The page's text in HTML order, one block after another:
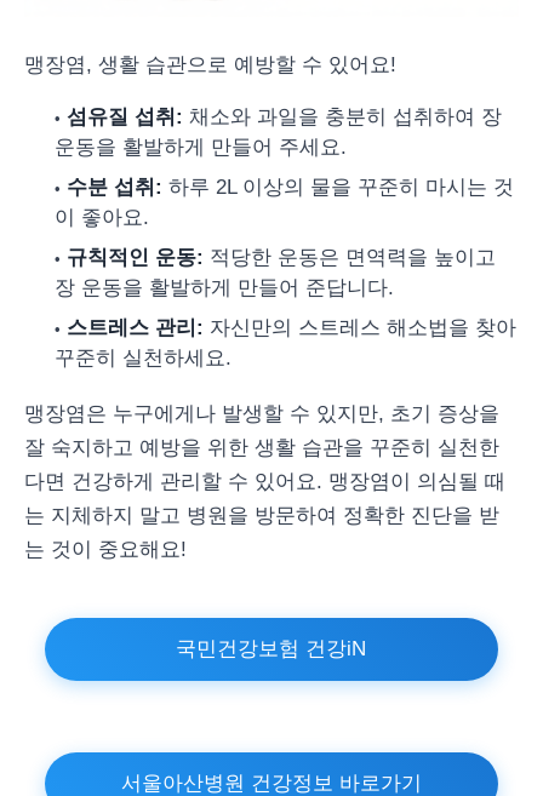
맹장염, 생활 습관으로 예방할 수 있어요!
섬유질 섭취: 채소와 과일을 충분히 섭취하여 장
운동을 활발하게 만들어 주세요.
수분 섭취: 하루 2L 이상의 물을 꾸준히 마시는 것
이 좋아요.
규칙적인 운동: 적당한 운동은 면역력을 높이고
장 운동을 활발하게 만들어 준답니다.
스트레스 관리: 자신만의 스트레스 해소법을 찾아
꾸준히 실천하세요.
맹장염은 누구에게나 발생할 수 있지만, 초기 증상을
잘 숙지하고 예방을 위한 생활 습관을 꾸준히 실천한
다면 건강하게 관리할 수 있어요. 맹장염이 의심될 때
는 지체하지 말고 병원을 방문하여 정확한 진단을 받
는 것이 중요해요!
국민건강보험 건강iN
서울아산병원 건강정보 바로가기